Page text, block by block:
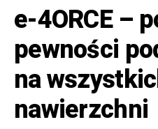
e-4ORCE –
pewności
na
nawierzchni